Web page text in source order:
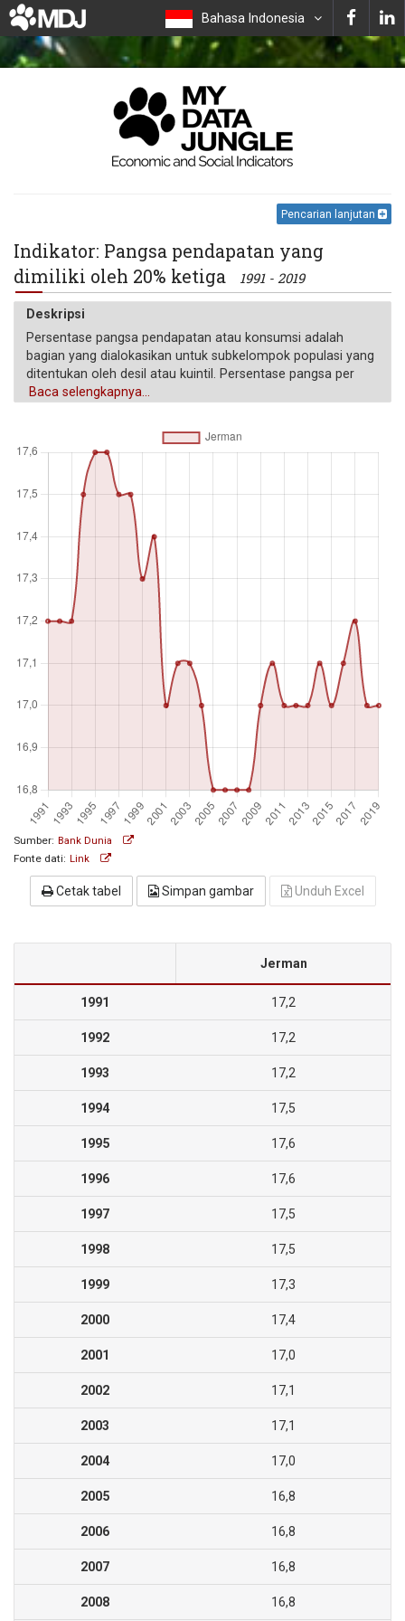
Bahasa Indonesia
Pencarian lanjutan
Indikator: Pangsa pendapatan yang
dimiliki oleh 20% ketiga
1991 - 2019
Deskripsi
Persentase pangsa pendapatan atau konsumsi adalah
bagian yang dialokasikan untuk subkelompok populasi yang
ditentukan oleh desil atau kuintil. Persentase pangsa per
kuintil mungkin tidak mencapai 100 karena pembulatan.
Baca selengkapnya...
Sumber: Bank Dunia
Fonte dati: Link
Cetak tabel Simpan gambar Unduh Excel
Jerman
1991 17,2
1992 17,2
1993 17,2
1994 17,5
1995 17,6
1996 17,6
1997 17,5
1998 17,5
1999 17,3
2000 17,4
2001 17,0
2002 17,1
2003 17,1
2004 17,0
2005 16,8
2006 16,8
2007 16,8
2008 16,8